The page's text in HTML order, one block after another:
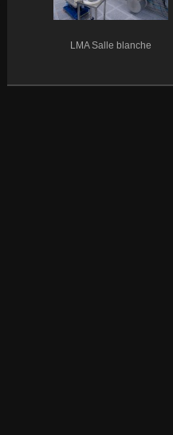
LMA Salle blanche